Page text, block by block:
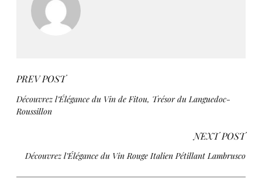
PREV POST
Découvrez l’Élégance du Vin de Fitou, Trésor du Languedoc-
Roussillon
NEXT POST
Découvrez l’Élégance du Vin Rouge Italien Pétillant Lambrusco